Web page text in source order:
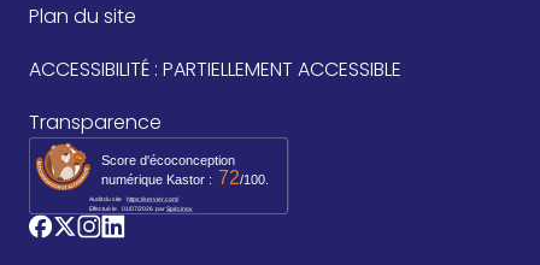
Plan du site
ACCESSIBILITÉ : PARTIELLEMENT ACCESSIBLE
Transparence
Score d'écoconception
numérique Kastor : 72/100.
Audit du site https://servier.com/
Effectué le 01/07/2026 par Spécinov
logo_facebook
logo_twitter
logo_instagram
logo_linkedin